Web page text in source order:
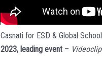
Casnati for ESD & Global
2023, leading event –